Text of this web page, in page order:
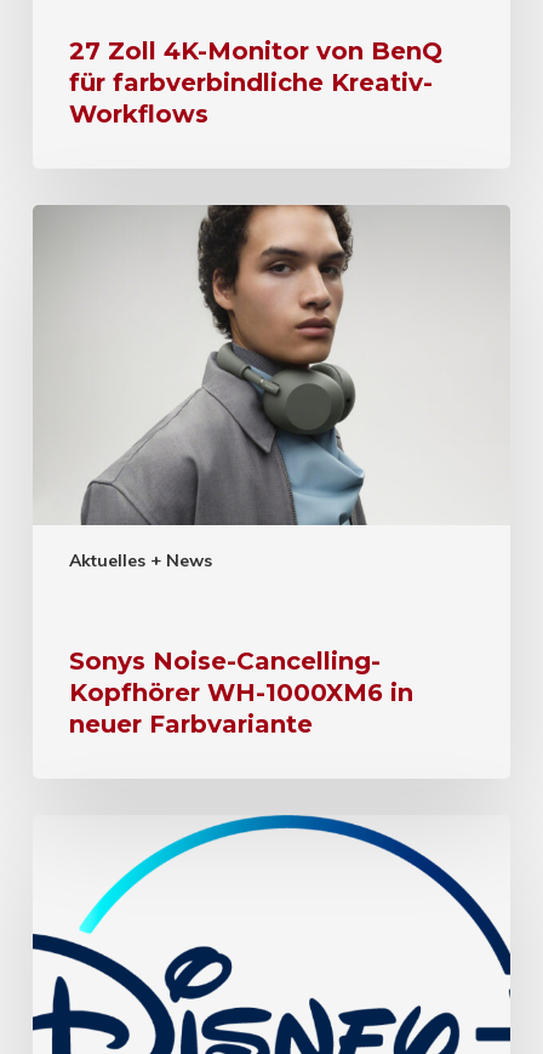
27 Zoll 4K-Monitor von BenQ
für farbverbindliche Kreativ-
Workflows
Aktuelles + News
Sonys Noise-Cancelling-
Kopfhörer WH-1000XM6 in
neuer Farbvariante